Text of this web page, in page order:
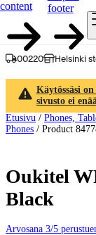
content
footer
00220 Helsinki
Käytössäsi
sivusto ei
Etusivu / Phones,
Phones / Product
Oukitel
Black
Arvosana 3/5